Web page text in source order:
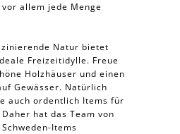
allem jede Menge
Natur bietet
Freizeitidylle. Freue
Holzhäuser und einen
Gewässer. Natürlich
auch ordentlich Items für
hat das Team von
Items